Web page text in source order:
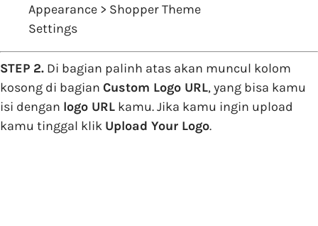
Appearance > Shopper Theme
Settings
STEP 2. Di bagian palinh atas akan muncul kolom
kosong di bagian Custom Logo URL, yang bisa kamu
isi dengan logo URL kamu. Jika kamu ingin upload
kamu tinggal klik Upload Your Logo.